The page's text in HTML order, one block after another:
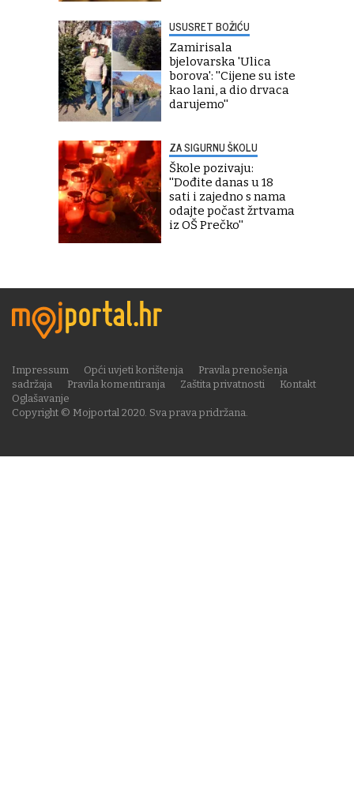
USUSRET BOŽIĆU
Zamirisala
bjelovarska 'Ulica
borova': ''Cijene su iste
kao lani, a dio drvaca
darujemo''
ZA SIGURNU ŠKOLU
Škole pozivaju:
''Dođite danas u 18
sati i zajedno s nama
odajte počast žrtvama
iz OŠ Prečko''
Copyright © Mojportal 2020. Sva prava pridržana.
Impressum Opći uvjeti korištenja
Pravila prenošenja
sadržaja
Pravila komentiranja Zaštita privatnosti
Kontakt
Oglašavanje